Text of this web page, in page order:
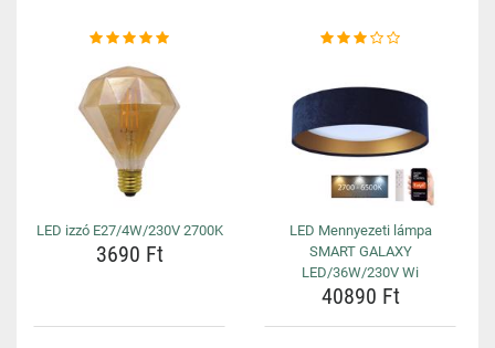
LED izzó E27/4W/230V 2700K
3690 Ft
LED Mennyezeti lámpa
SMART GALAXY
LED/36W/230V Wi
40890 Ft